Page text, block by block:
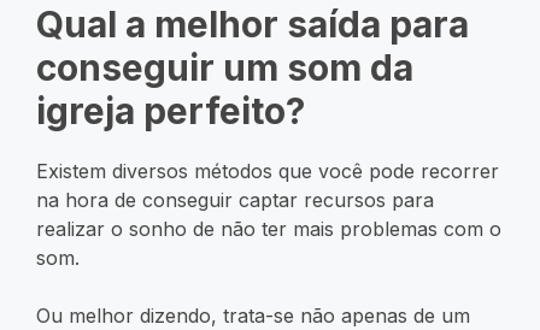
Qual a melhor saída para
conseguir um som da
igreja perfeito?
Existem diversos métodos que você pode recorrer
na hora de conseguir captar recursos para
realizar o sonho de não ter mais problemas com o
som.
Ou melhor dizendo, trata-se não apenas de um